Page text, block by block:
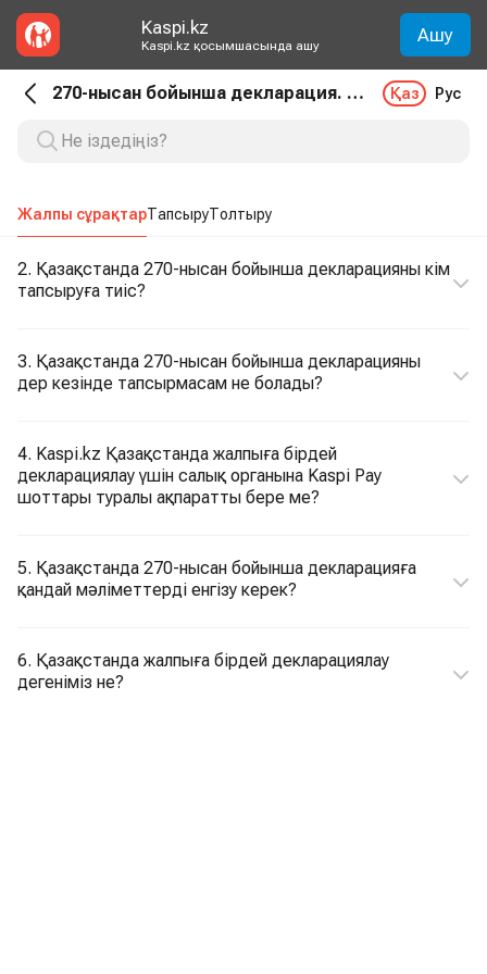
Kaspi.kz
Kaspi.kz қосымшасында ашу Ашу
270-нысан бойынша декларация. Жалпы сұрақтар Қаз Рус
Жалпы сұрақтарТапсыруТолтыру
2. Қазақстанда 270-нысан бойынша декларацияны кім
тапсыруға тиіс?
3. Қазақстанда 270-нысан бойынша декларацияны
дер кезінде тапсырмасам не болады?
4. Kaspi.kz Қазақстанда жалпыға бірдей
декларациялау үшін салық органына Kaspi Pay
шоттары туралы ақпаратты бере ме?
5. Қазақстанда 270-нысан бойынша декларацияға
қандай мәліметтерді енгізу керек?
6. Қазақстанда жалпыға бірдей декларациялау
дегеніміз не?